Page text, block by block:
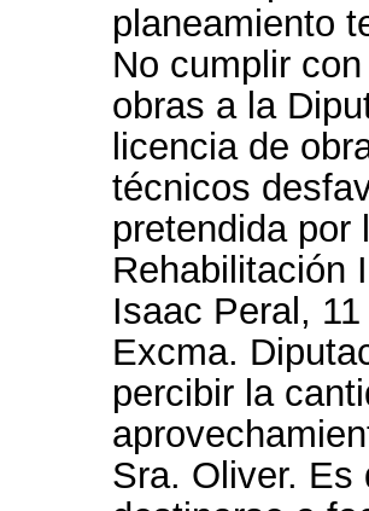
planeamiento
No cumplir
obras a la
licencia de
técnicos
pretendida por
Rehabilitación
Isaac Peral,
Excma.
percibir la
Sra. Oliver. Es